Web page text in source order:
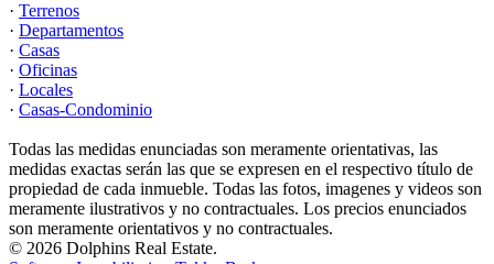
· Terrenos
· Departamentos
· Casas
· Oficinas
· Locales
· Casas-Condominio
Todas las medidas enunciadas son meramente orientativas, las
medidas exactas serán las que se expresen en el respectivo título de
propiedad de cada inmueble. Todas las fotos, imagenes y videos son
meramente ilustrativos y no contractuales. Los precios enunciados
son meramente orientativos y no contractuales.
© 2026 Dolphins Real Estate.